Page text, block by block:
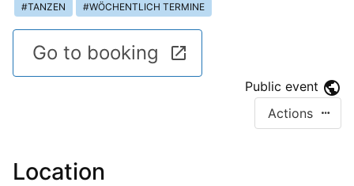
TANZEN WÖCHENTLICH TERMINE
Go to booking
Public event
Actions
Location